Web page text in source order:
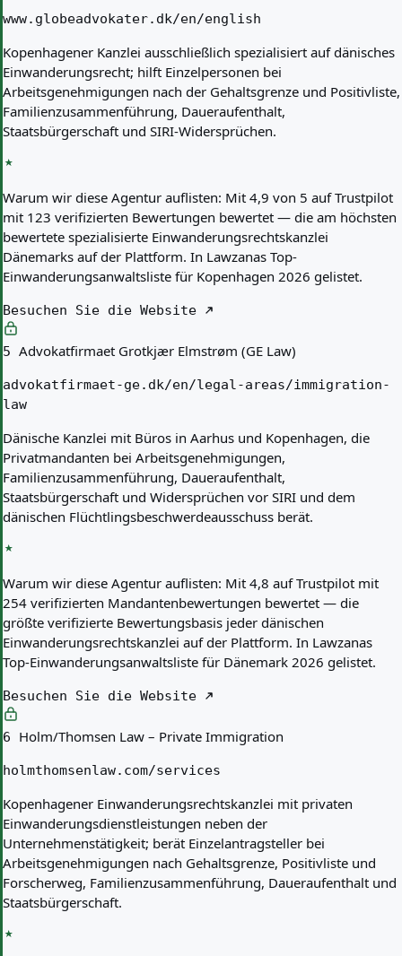
www.globeadvokater.dk/en/english
Kopenhagener Kanzlei ausschließlich spezialisiert auf dänisches
Einwanderungsrecht; hilft Einzelpersonen bei
Arbeitsgenehmigungen nach der Gehaltsgrenze und Positivliste,
Familienzusammenführung, Daueraufenthalt,
Staatsbürgerschaft und SIRI-Widersprüchen.
Warum wir diese Agentur auflisten: Mit 4,9 von 5 auf Trustpilot
mit 123 verifizierten Bewertungen bewertet — die am höchsten
bewertete spezialisierte Einwanderungsrechtskanzlei
Dänemarks auf der Plattform. In Lawzanas Top-
Einwanderungsanwaltsliste für Kopenhagen 2026 gelistet.
Besuchen Sie die Website
5 Advokatfirmaet Grotkjær Elmstrøm (GE Law)
advokatfirmaet-ge.dk/en/legal-areas/immigration-
law
Dänische Kanzlei mit Büros in Aarhus und Kopenhagen, die
Privatmandanten bei Arbeitsgenehmigungen,
Familienzusammenführung, Daueraufenthalt,
Staatsbürgerschaft und Widersprüchen vor SIRI und dem
dänischen Flüchtlingsbeschwerdeausschuss berät.
Warum wir diese Agentur auflisten: Mit 4,8 auf Trustpilot mit
254 verifizierten Mandantenbewertungen bewertet — die
größte verifizierte Bewertungsbasis jeder dänischen
Einwanderungsrechtskanzlei auf der Plattform. In Lawzanas
Top-Einwanderungsanwaltsliste für Dänemark 2026 gelistet.
Besuchen Sie die Website
6 Holm/Thomsen Law – Private Immigration
holmthomsenlaw.com/services
Kopenhagener Einwanderungsrechtskanzlei mit privaten
Einwanderungsdienstleistungen neben der
Unternehmenstätigkeit; berät Einzelantragsteller bei
Arbeitsgenehmigungen nach Gehaltsgrenze, Positivliste und
Forscher­weg, Familienzusammenführung, Daueraufenthalt und
Staatsbürgerschaft.